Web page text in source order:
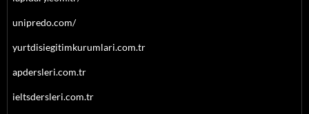
unipredo.com/
yurtdisiegitimkurumlari.com.tr
apdersleri.com.tr
ieltsdersleri.com.tr